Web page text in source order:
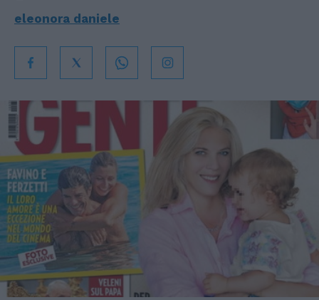
eleonora daniele